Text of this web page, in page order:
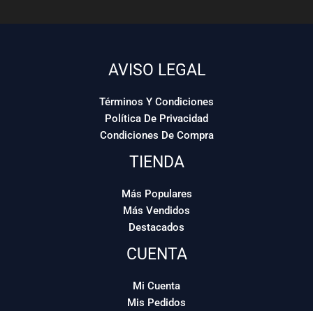
AVISO LEGAL
Términos Y Condiciones
Política De Privacidad
Condiciones De Compra
TIENDA
Más Populares
Más Vendidos
Destacados
CUENTA
Mi Cuenta
Mis Pedidos